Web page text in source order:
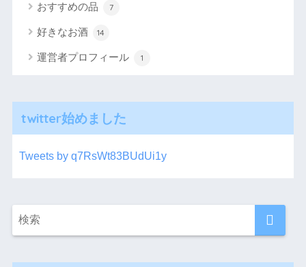
おすすめの品 7
好きなお酒 14
運営者プロフィール 1
twitter始めました
Tweets by q7RsWt83BUdUi1y